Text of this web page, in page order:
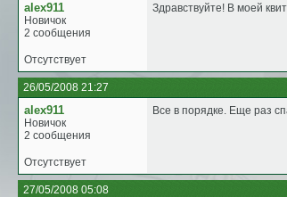
alex911
Новичок
2 сообщения
Здравствуйте! В моей
Отсутствует
26/05/2008 21:27
alex911
Новичок
2 сообщения
Все в порядке. Еще раз
Отсутствует
27/05/2008 05:08